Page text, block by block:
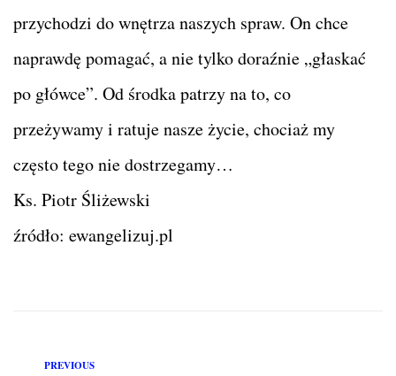
przychodzi do wnętrza naszych spraw. On chce
naprawdę pomagać, a nie tylko doraźnie „głaskać
po główce”. Od środka patrzy na to, co
przeżywamy i ratuje nasze życie, chociaż my
często tego nie dostrzegamy…
Ks. Piotr Śliżewski
źródło: ewangelizuj.pl
PREVIOUS